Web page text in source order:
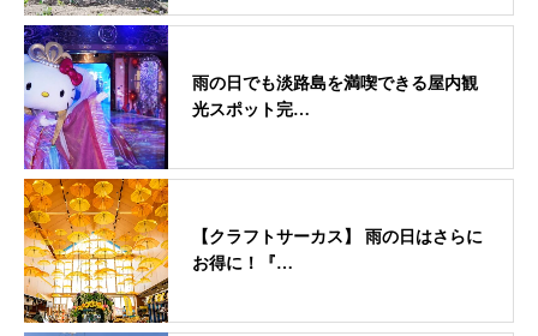
雨の日でも淡路島を満喫できる屋内観
光スポット完…
【クラフトサーカス】 雨の日はさらに
お得に！『…